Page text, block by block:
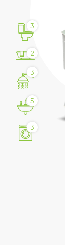
3
2
3
5
3